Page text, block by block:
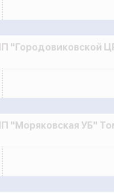
"Моряковская УБ"
"Городовиковской